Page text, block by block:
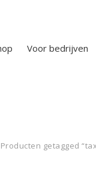
Voor bedrijven
getagged